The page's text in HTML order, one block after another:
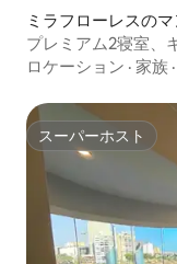
ミラフローレスの
プレミアム2寝室、
ベッド/バルコニー/
ロケーション · 家族 ·
スーパーホスト
スーパーホスト